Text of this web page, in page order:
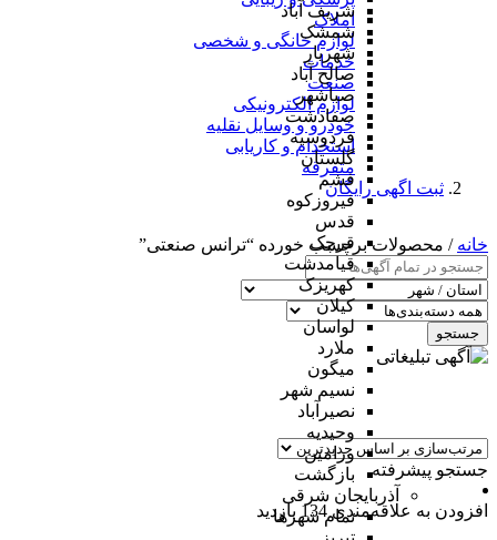
شریف آباد
شمشک
شهریار
صالح آباد
صباشهر
صفادشت
فردوسیه
گلستان
فشم
فیروزکوه
قدس
قرچک
قیامدشت
کهریزک
کیلان
لواسان
ملارد
میگون
نسیم شهر
نصیرآباد
وحیدیه
ورامین
بازگشت
آذربایجان شرقی
تمام شهر‌ها
املاک
لوازم خانگی و شخصی
خدمات
صنعت
لوازم الکترونیکی
خودرو و وسایل نقلیه
استخدام و کاریابی
متفرقه
ثبت اگهی رایگان
خانه / محصولات برچسب خورده “ترانس صنعتی”
جستجو
جستجو پیشرفته
افزودن به علاقه‌مندی 134 بازدید